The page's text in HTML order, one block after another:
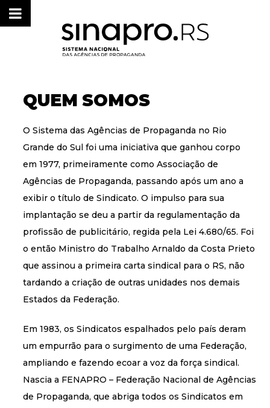
QUEM SOMOS
O Sistema das Agências de Propaganda no Rio
Grande do Sul foi uma iniciativa que ganhou corpo
em 1977, primeiramente como Associação de
Agências de Propaganda, passando após um ano a
exibir o título de Sindicato. O impulso para sua
implantação se deu a partir da regulamentação da
profissão de publicitário, regida pela Lei 4.680/65. Foi
o então Ministro do Trabalho Arnaldo da Costa Prieto
que assinou a primeira carta sindical para o RS, não
tardando a criação de outras unidades nos demais
Estados da Federação.
Em 1983, os Sindicatos espalhados pelo país deram
um empurrão para o surgimento de uma Federação,
ampliando e fazendo ecoar a voz da força sindical.
Nascia a FENAPRO – Federação Nacional de Agências
de Propaganda, que abriga todos os Sindicatos em